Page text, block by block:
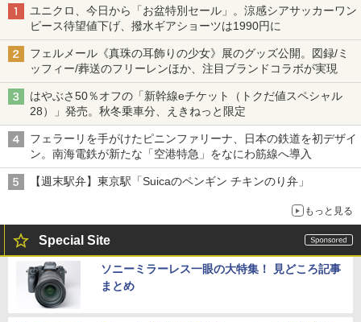
ユニクロ、今日から「お盆特別セール」。涼感シアサッカーワン
ピース待望値下げ、撥水ギアショーツは1990円に
フェルメール《真珠の耳飾りの少女》展のグッズ公開。図録/ミ
ッフィー/葬送のフリーレンほか、注目ブランドコラボが実現
はやぶさ50％オフの「新幹線eチケット（トクだ値スペシャル
28）」発売。秋冬乗車分、えきねっと限定
フェラーリを手がけたピニンファリーナ、日本の鉄道を初デザイ
ン。南海電鉄が新たな「空港特急」をなにわ筋線へ導入
【週末駅弁】東京駅「Suicaのペンギン チキンのり弁」
もっと見る
Special Site
ソニーミラーレス一眼の大特集！ 見どころ記事
まとめ